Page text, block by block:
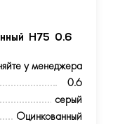
Н75 0.6
у менеджера
0.6
серый
Оцинкованный